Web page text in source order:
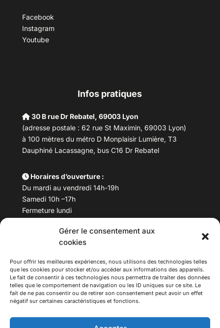
Gérer le consentement aux
cookies
Pour offrir les meilleures expériences, nous utilisons des technologies telles
que les cookies pour stocker et/ou accéder aux informations des appareils.
Le fait de consentir à ces technologies nous permettra de traiter des données
telles que le comportement de navigation ou les ID uniques sur ce site. Le
fait de ne pas consentir ou de retirer son consentement peut avoir un effet
négatif sur certaines caractéristiques et fonctions.
Facebook
Instagram
Youtube
Infos pratiques
30 B rue Dr Rebatel, 69003 Lyon
(adresse postale : 62 rue St Maximin, 69003 Lyon)
à 100 mètres du métro D Monplaisir Lumière, T3
Dauphiné Lacassagne, bus C16 Dr Rebatel
Horaires d’ouverture :
Du mardi au vendredi 14h-19h
Samedi 10h –17h
Fermeture lundi
Téléphone : 04 78 53 06 40
maisondesculturesasiatiques@asiexpo.com